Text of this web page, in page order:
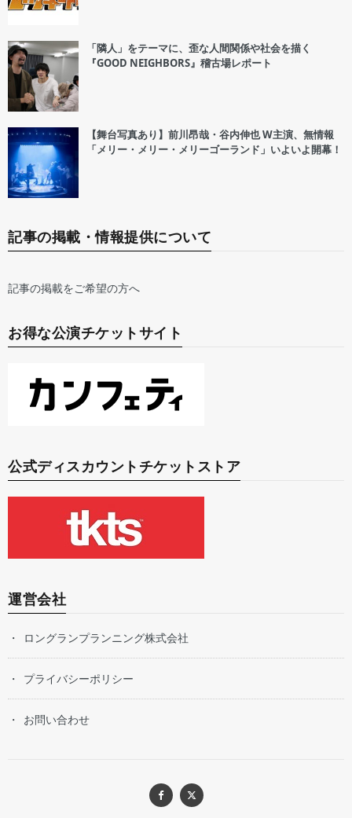
「隣人」をテーマに、歪な人間関係や社会を描く
『GOOD NEIGHBORS』稽古場レポート
【舞台写真あり】前川昂哉・谷内伸也 W主演、無情報
「メリー・メリー・メリーゴーランド」いよいよ開幕！
記事の掲載・情報提供について
記事の掲載をご希望の方へ
お得な公演チケットサイト
公式ディスカウントチケットストア
運営会社
ロングランプランニング株式会社
プライバシーポリシー
お問い合わせ